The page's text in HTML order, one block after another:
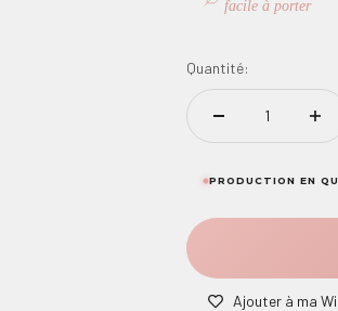
facile à porter
Quantité:
PRODUCTION EN
Ajouter à ma